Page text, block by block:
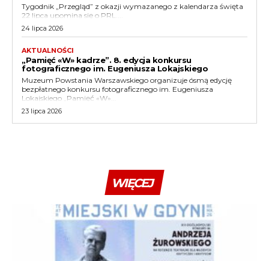
Tygodnik „Przegląd” z okazji wymazanego z kalendarza święta
22 lipca upomina się o PRL....
24 lipca 2026
AKTUALNOŚCI
„Pamięć «W» kadrze”. 8. edycja konkursu
fotograficznego im. Eugeniusza Lokajskiego
Muzeum Powstania Warszawskiego organizuje ósmą edycję
bezpłatnego konkursu fotograficznego im. Eugeniusza
Lokajskiego „Pamięć «W»...
23 lipca 2026
WIĘCEJ